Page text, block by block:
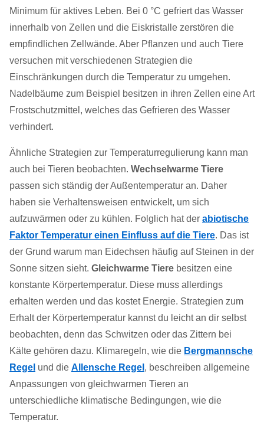
Minimum für aktives Leben. Bei 0 °C gefriert das Wasser
innerhalb von Zellen und die Eiskristalle zerstören die
empfindlichen Zellwände. Aber Pflanzen und auch Tiere
versuchen mit verschiedenen Strategien die
Einschränkungen durch die Temperatur zu umgehen.
Nadelbäume zum Beispiel besitzen in ihren Zellen eine Art
Frostschutzmittel, welches das Gefrieren des Wasser
verhindert.
Ähnliche Strategien zur Temperaturregulierung kann man
auch bei Tieren beobachten. Wechselwarme Tiere
passen sich ständig der Außentemperatur an. Daher
haben sie Verhaltensweisen entwickelt, um sich
aufzuwärmen oder zu kühlen. Folglich hat der abiotische
Faktor Temperatur einen Einfluss auf die Tiere. Das ist
der Grund warum man Eidechsen häufig auf Steinen in der
Sonne sitzen sieht. Gleichwarme Tiere besitzen eine
konstante Körpertemperatur. Diese muss allerdings
erhalten werden und das kostet Energie. Strategien zum
Erhalt der Körpertemperatur kannst du leicht an dir selbst
beobachten, denn das Schwitzen oder das Zittern bei
Kälte gehören dazu. Klimaregeln, wie die Bergmannsche
Regel und die Allensche Regel , beschreiben allgemeine
Anpassungen von gleichwarmen Tieren an
unterschiedliche klimatische Bedingungen, wie die
Temperatur.